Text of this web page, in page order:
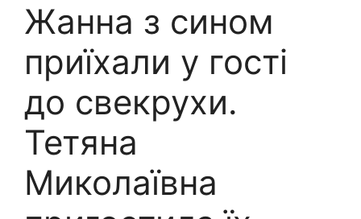
Жанна з сином
приїхали у гості
до свекрухи.
Тетяна
Миколаївна